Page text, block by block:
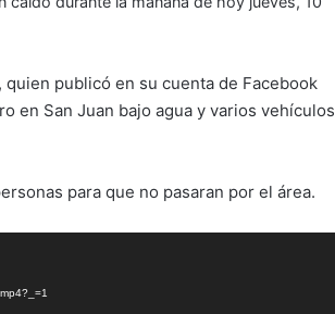
publicó en su cuenta de Facebook
en San Juan bajo agua y varios vehículos
para que no pasaran por el área.